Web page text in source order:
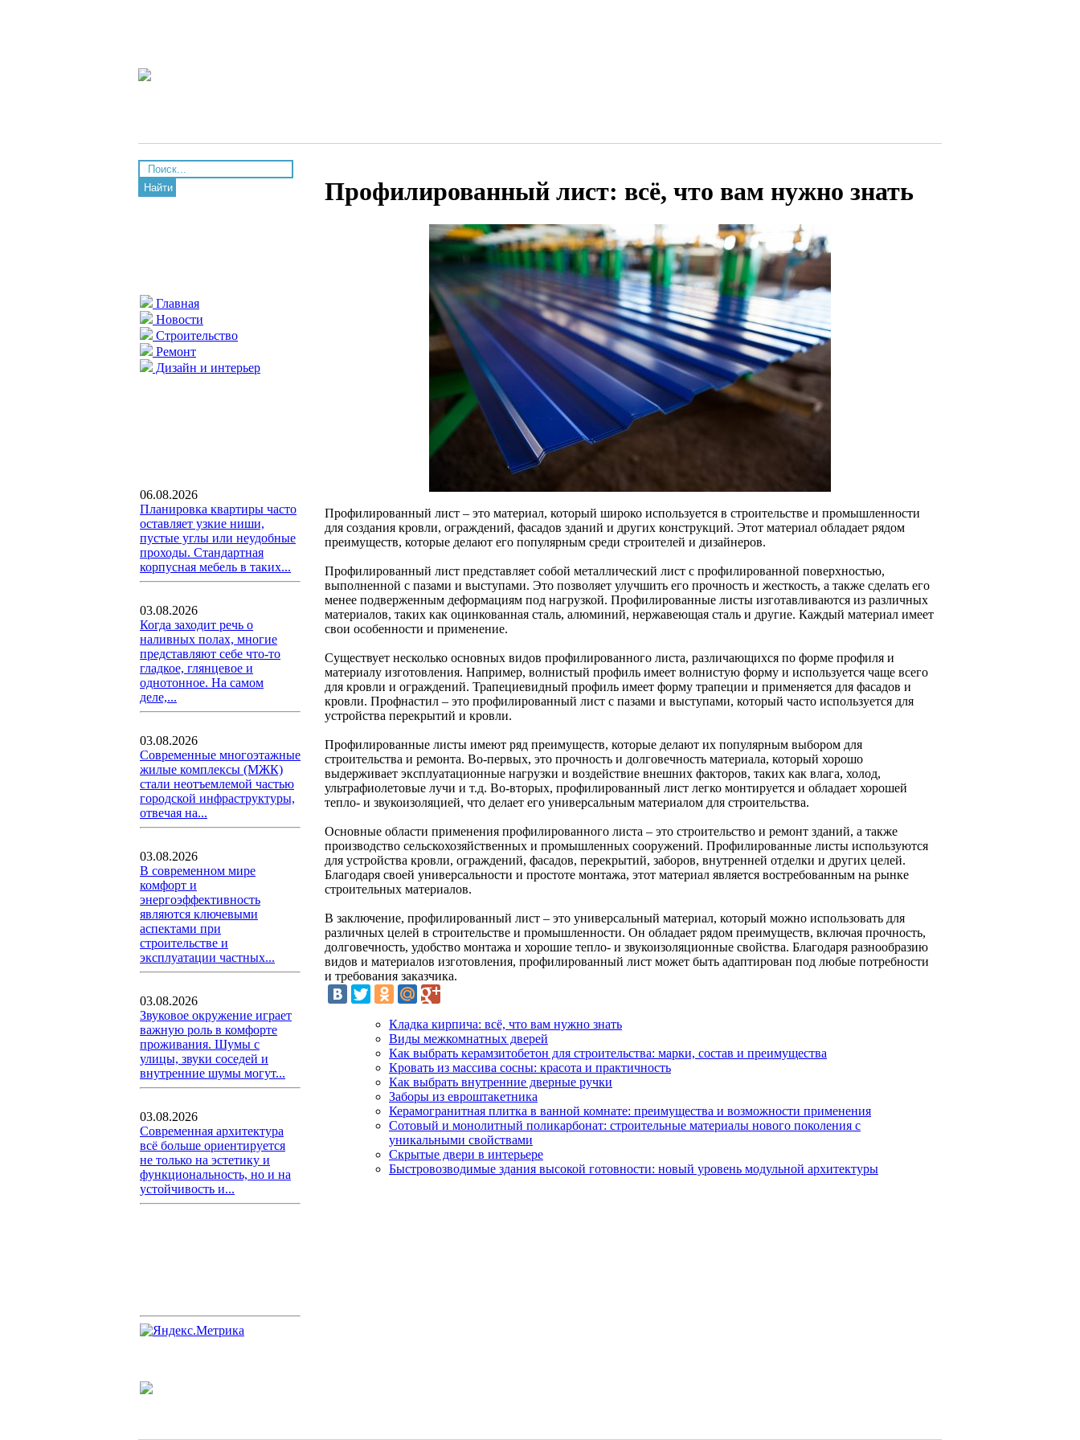
Найти
Главная
Новости
Строительство
Ремонт
Дизайн и интерьер
06.08.2026
Планировка квартиры часто
оставляет узкие ниши,
пустые углы или неудобные
проходы. Стандартная
корпусная мебель в таких...
03.08.2026
Когда заходит речь о
наливных полах, многие
представляют себе что-то
гладкое, глянцевое и
однотонное. На самом
деле,...
03.08.2026
Современные многоэтажные
жилые комплексы (МЖК)
стали неотъемлемой частью
городской инфраструктуры,
отвечая на...
03.08.2026
В современном мире
комфорт и
энергоэффективность
являются ключевыми
аспектами при
строительстве и
эксплуатации частных...
03.08.2026
Звуковое окружение играет
важную роль в комфорте
проживания. Шумы с
улицы, звуки соседей и
внутренние шумы могут...
03.08.2026
Современная архитектура
всё больше ориентируется
не только на эстетику и
функциональность, но и на
устойчивость и...
Профилированный лист: всё, что вам нужно знать
Профилированный лист – это материал, который широко используется в строительстве и промышленности
для создания кровли, ограждений, фасадов зданий и других конструкций. Этот материал обладает рядом
преимуществ, которые делают его популярным среди строителей и дизайнеров.
Профилированный лист представляет собой металлический лист с профилированной поверхностью,
выполненной с пазами и выступами. Это позволяет улучшить его прочность и жесткость, а также сделать его
менее подверженным деформациям под нагрузкой. Профилированные листы изготавливаются из различных
материалов, таких как оцинкованная сталь, алюминий, нержавеющая сталь и другие. Каждый материал имеет
свои особенности и применение.
Существует несколько основных видов профилированного листа, различающихся по форме профиля и
материалу изготовления. Например, волнистый профиль имеет волнистую форму и используется чаще всего
для кровли и ограждений. Трапециевидный профиль имеет форму трапеции и применяется для фасадов и
кровли. Профнастил – это профилированный лист с пазами и выступами, который часто используется для
устройства перекрытий и кровли.
Профилированные листы имеют ряд преимуществ, которые делают их популярным выбором для
строительства и ремонта. Во-первых, это прочность и долговечность материала, который хорошо
выдерживает эксплуатационные нагрузки и воздействие внешних факторов, таких как влага, холод,
ультрафиолетовые лучи и т.д. Во-вторых, профилированный лист легко монтируется и обладает хорошей
тепло- и звукоизоляцией, что делает его универсальным материалом для строительства.
Основные области применения профилированного листа – это строительство и ремонт зданий, а также
производство сельскохозяйственных и промышленных сооружений. Профилированные листы используются
для устройства кровли, ограждений, фасадов, перекрытий, заборов, внутренней отделки и других целей.
Благодаря своей универсальности и простоте монтажа, этот материал является востребованным на рынке
строительных материалов.
В заключение, профилированный лист – это универсальный материал, который можно использовать для
различных целей в строительстве и промышленности. Он обладает рядом преимуществ, включая прочность,
долговечность, удобство монтажа и хорошие тепло- и звукоизоляционные свойства. Благодаря разнообразию
видов и материалов изготовления, профилированный лист может быть адаптирован под любые потребности
и требования заказчика.
Кладка кирпича: всё, что вам нужно знать
Виды межкомнатных дверей
Как выбрать керамзитобетон для строительства: марки, состав и преимущества
Кровать из массива сосны: красота и практичность
Как выбрать внутренние дверные ручки
Заборы из евроштакетника
Керамогранитная плитка в ванной комнате: преимущества и возможности применения
Сотовый и монолитный поликарбонат: строительные материалы нового поколения с
уникальными свойствами
Скрытые двери в интерьере
Быстровозводимые здания высокой готовности: новый уровень модульной архитектуры